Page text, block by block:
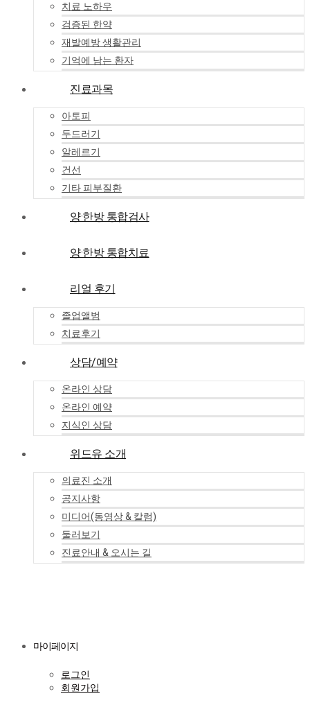
치료 노하우
검증된 한약
재발예방 생활관리
기억에 남는 환자
진료과목
아토피
두드러기
알레르기
건선
기타 피부질환
양·한방 통합검사
양·한방 통합치료
리얼 후기
졸업앨범
치료후기
상담/예약
온라인 상담
온라인 예약
지식인 상담
위드유 소개
의료진 소개
공지사항
미디어(동영상 & 칼럼)
둘러보기
진료안내 & 오시는 길
마이페이지
로그인
회원가입